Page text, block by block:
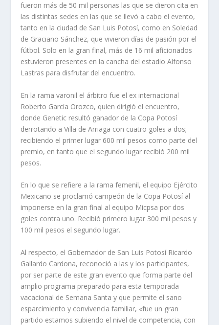
fueron más de 50 mil personas las que se dieron cita en
las distintas sedes en las que se llevó a cabo el evento,
tanto en la ciudad de San Luis Potosí, como en Soledad
de Graciano Sánchez, que vivieron días de pasión por el
fútbol. Solo en la gran final, más de 16 mil aficionados
estuvieron presentes en la cancha del estadio Alfonso
Lastras para disfrutar del encuentro.
En la rama varonil el árbitro fue el ex internacional
Roberto García Orozco, quien dirigió el encuentro,
donde Genetic resultó ganador de la Copa Potosí
derrotando a Villa de Arriaga con cuatro goles a dos;
recibiendo el primer lugar 600 mil pesos como parte del
premio, en tanto que el segundo lugar recibió 200 mil
pesos.
En lo que se refiere a la rama femenil, el equipo Ejército
Mexicano se proclamó campeón de la Copa Potosí al
imponerse en la gran final al equipo Micpsa por dos
goles contra uno. Recibió primero lugar 300 mil pesos y
100 mil pesos el segundo lugar.
Al respecto, el Gobernador de San Luis Potosí Ricardo
Gallardo Cardona, reconoció a las y los participantes,
por ser parte de este gran evento que forma parte del
amplio programa preparado para esta temporada
vacacional de Semana Santa y que permite el sano
esparcimiento y convivencia familiar, «fue un gran
partido estamos subiendo el nivel de competencia, con